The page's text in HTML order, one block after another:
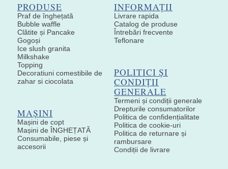
PRODUSE
Praf de înghețată
Bubble waffle
Clătite și Pancake
Gogoși
Ice slush granita
Milkshake
Topping
Decoratiuni comestibile de
zahar si ciocolata
MAȘINI
Mașini de copt
Mașini de ÎNGHEȚATĂ
Consumabile, piese și
accesorii
INFORMAȚII
Livrare rapida
Catalog de produse
Întrebări frecvente
Teflonare
POLITICI ȘI
CONDIȚII
GENERALE
Termeni și condiții generale
Drepturile consumatorilor
Politica de confidențialitate
Politica de cookie-uri
Politica de returnare și
rambursare
Condiții de livrare